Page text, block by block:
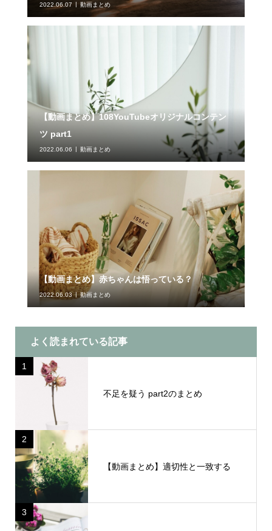
2022.06.07 動画まとめ
【動画まとめ】108YouTubeオリジナルコンテン
ツ part1
2022.06.06 動画まとめ
【動画まとめ】赤ちゃんは悟っている？
2022.06.03 動画まとめ
よく読まれている記事
1
不足を疑う part2のまとめ
2
【動画まとめ】適切性と一致する
3